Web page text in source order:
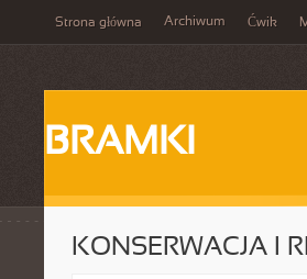
Strona główna Archiwum Ćwik
BRAMKI
KONSERWACJA I